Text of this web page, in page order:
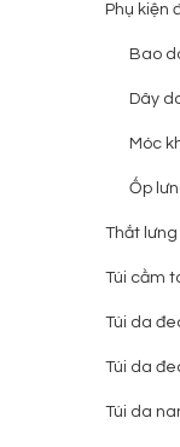
Phụ kiện
Bao
Dây
Móc
Ốp
Thắt
Túi cầm
Túi da
Túi da
Túi da